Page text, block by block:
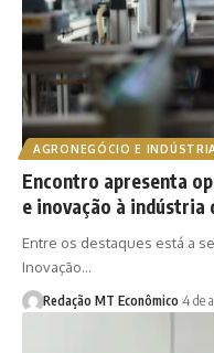
AGRONEGÓCIO E
Encontro apresenta
e inovação à indústria
Entre os destaques está a
Inovação…
Redação MT Econômico 4 de